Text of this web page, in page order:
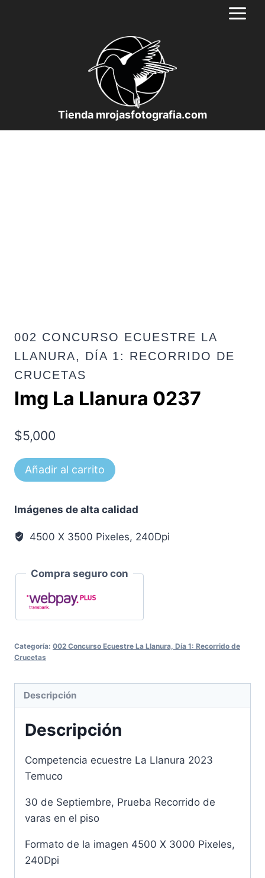
Tienda mrojasfotografia.com
002 CONCURSO ECUESTRE LA
LLANURA, DÍA 1: RECORRIDO DE
CRUCETAS
Img La Llanura 0237
$5,000
Img
La
0237
cantidad
Añadir al carrito
Imágenes de alta calidad
4500 X 3500 Pixeles, 240Dpi
Compra seguro con
Categoría: 002 Concurso Ecuestre La Llanura, Día 1: Recorrido de
Crucetas
Descripción
Descripción
Competencia ecuestre La Llanura 2023
Temuco
30 de Septiembre, Prueba Recorrido de
varas en el piso
Formato de la imagen 4500 X 3000 Pixeles,
240Dpi